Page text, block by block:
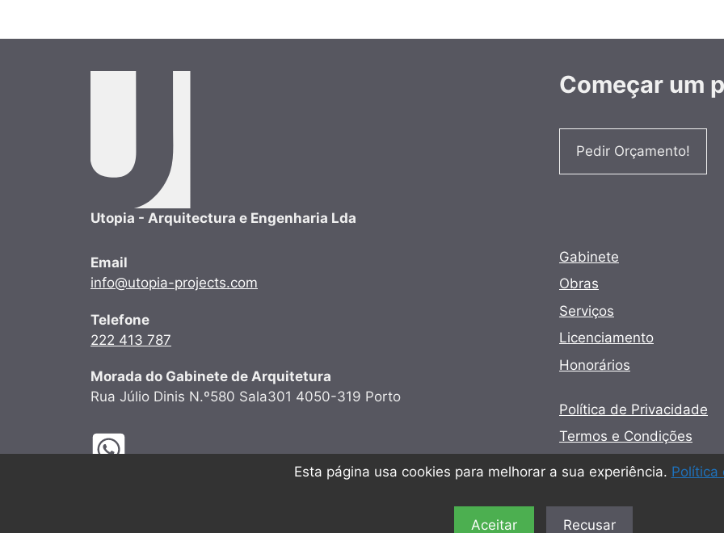
Esta página usa cookies para melhorar a sua experiência. Política
Aceitar Recusar
Utopia - Arquitectura e Engenharia Lda
Email
info@utopia-projects.com
Telefone
222 413 787
Morada do Gabinete de Arquitetura
Rua Júlio Dinis N.º580 Sala301 4050-319 Porto
Começar um
Pedir Orçamento!
Gabinete
Obras
Serviços
Licenciamento
Honorários
Política de Privacidade
Termos e Condições
Política de cookies